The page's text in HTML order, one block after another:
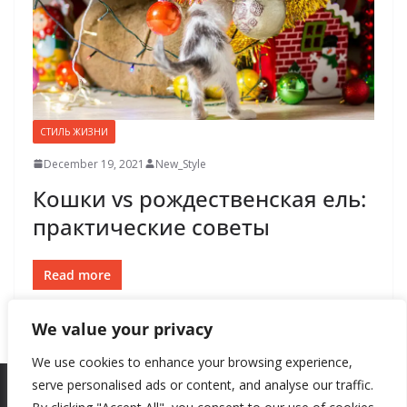
We value your privacy
We use cookies to enhance your browsing experience,
serve personalised ads or content, and analyse our traffic.
СТИЛЬ ЖИЗНИ
December 19, 2021 New_Style
Кошки vs рождественская ель:
практические советы
Read more